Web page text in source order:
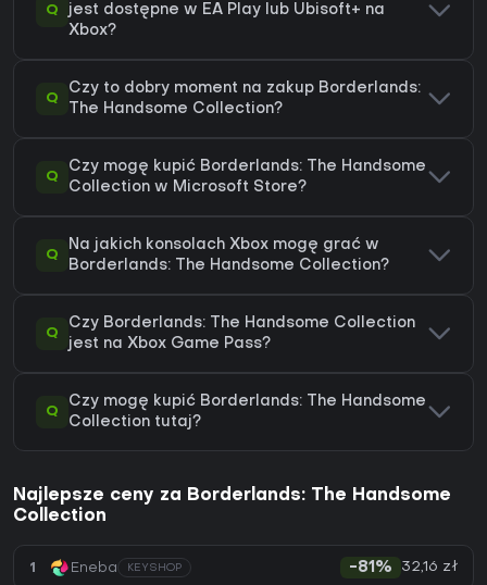
Q
jest dostępne w EA Play lub Ubisoft+ na
Xbox?
Q
Czy to dobry moment na zakup Borderlands:
The Handsome Collection?
Q
Czy mogę kupić Borderlands: The Handsome
Collection w Microsoft Store?
Q
Na jakich konsolach Xbox mogę grać w
Borderlands: The Handsome Collection?
Q
Czy Borderlands: The Handsome Collection
jest na Xbox Game Pass?
Q
Czy mogę kupić Borderlands: The Handsome
Collection tutaj?
Najlepsze ceny za Borderlands: The Handsome
Collection
1 Eneba KEYSHOP -81% 32,16 zł